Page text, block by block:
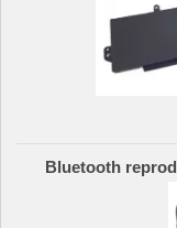
Bluetooth